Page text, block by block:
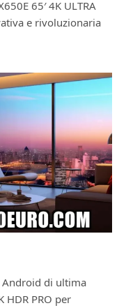
65′ 4K ULTRA
e rivoluzionaria
Android di ultima
HDR PRO per